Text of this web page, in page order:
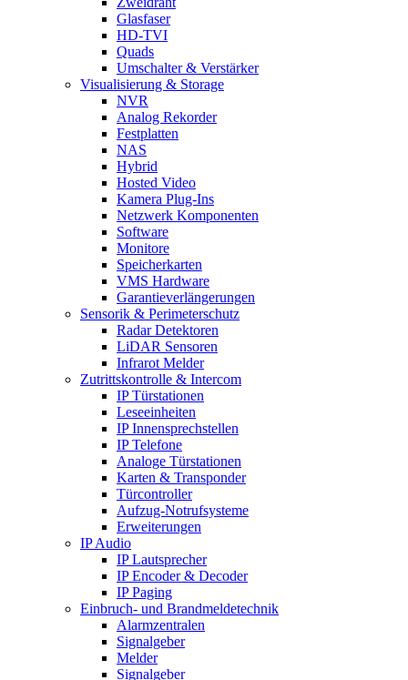
Glasfaser
HD-TVI
Quads
Umschalter & Verstärker
Visualisierung & Storage
NVR
Analog Rekorder
Festplatten
NAS
Hybrid
Hosted Video
Kamera Plug-Ins
Netzwerk Komponenten
Software
Monitore
Speicherkarten
VMS Hardware
Garantieverlängerungen
Sensorik & Perimeterschutz
Radar Detektoren
LiDAR Sensoren
Infrarot Melder
Zutrittskontrolle & Intercom
IP Türstationen
Leseeinheiten
IP Innensprechstellen
IP Telefone
Analoge Türstationen
Karten & Transponder
Türcontroller
Aufzug-Notrufsysteme
Erweiterungen
IP Audio
IP Lautsprecher
IP Encoder & Decoder
IP Paging
Einbruch- und Brandmeldetechnik
Alarmzentralen
Signalgeber
Melder
Signalgeber